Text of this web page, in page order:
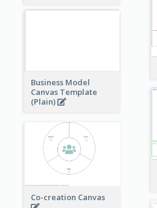
Business Model
Canvas Template
(Plain)
Co-creation Canvas